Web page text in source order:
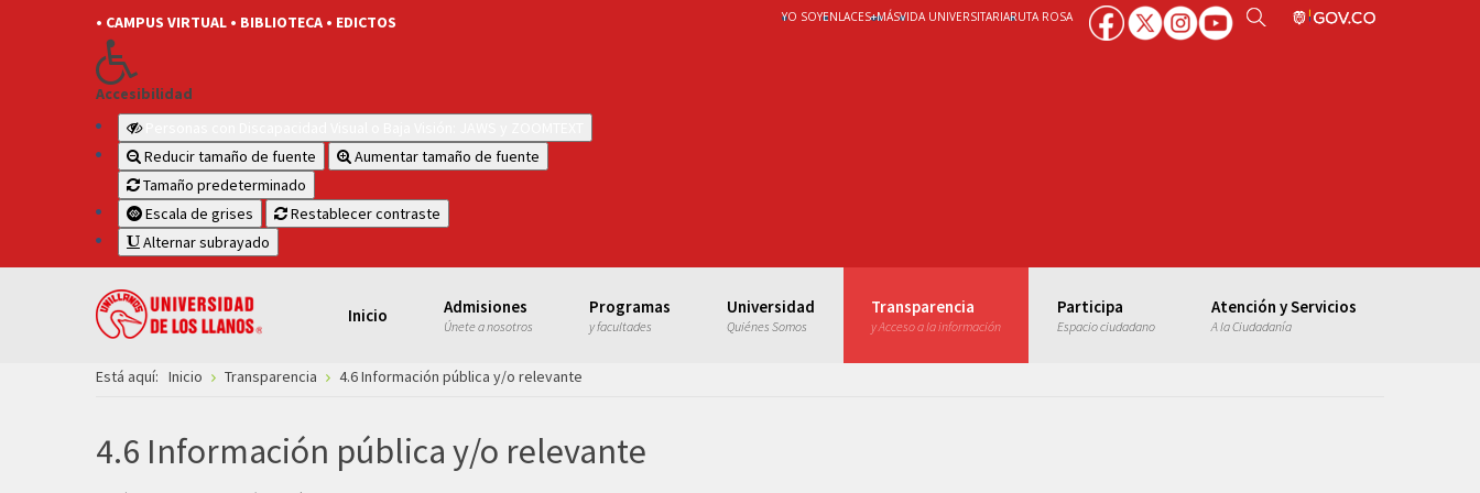
• CAMPUS VIRTUAL • BIBLIOTECA • EDICTOS
Accesibilidad
Reducir tamaño de fuente
Aumentar tamaño de fuente
Tamaño predeterminado
Escala de grises
Restablecer contraste
Alternar subrayado
YO SOYENLACES+MÁSVIDA UNIVERSITARIARUTA ROSA
Inicio Admisiones
Únete a nosotros
Programas
y facultades
Universidad
Quiénes Somos
Transparencia
y Acceso a la información
Participa
Espacio ciudadano
Atención y Servicios
A la Ciudadanía
Está aquí: Inicio Transparencia 4.6 Información pública y/o relevante
4.6 Información pública y/o relevante